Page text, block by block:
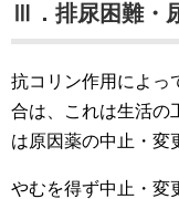
Ⅲ．排尿困難・
抗コリン作用によっ
合は、これは生活の
は原因薬の中止・変
やむを得ず中止・変